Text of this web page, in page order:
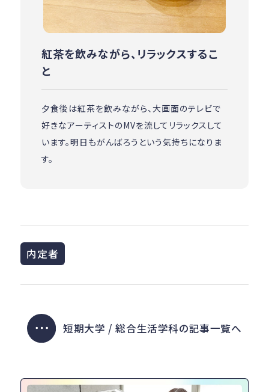
紅茶を飲みながら、リラックスするこ
と
夕食後は紅茶を飲みながら、大画面のテレビで
好きなアーティストのMVを流してリラックスして
います。明日もがんばろうという気持ちになりま
す。
内定者
短期大学 / 総合生活学科の記事一覧へ